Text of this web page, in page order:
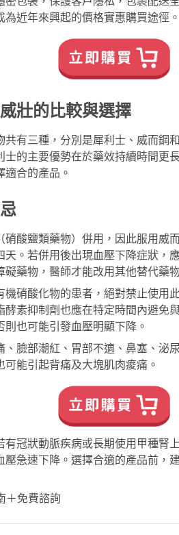
近年來興起的價格實惠購買途徑。
壯的比較與選擇
共有三種，分別是犀利士、威而鋼
士的主要優勢在於藥效持續時間更
合的產品。
硝酸鹽類藥物）併用，因此服用威
。若併用後出現血壓下降症狀，
藥物，醫師才能改用其他替代藥
機硝酸化物的患者，絕對禁止使用
酵素抑制劑也應在特定時間內避免
也可能引發血壓明顯下降。
、臉部潮紅、胃部不適、鼻塞、泌
能引起背痛及大塊肌肉痠痛。
有冠狀動脈疾病或長期使用甲種腎
壓急速下降。選擇合適的產品前，
＋免費諮詢